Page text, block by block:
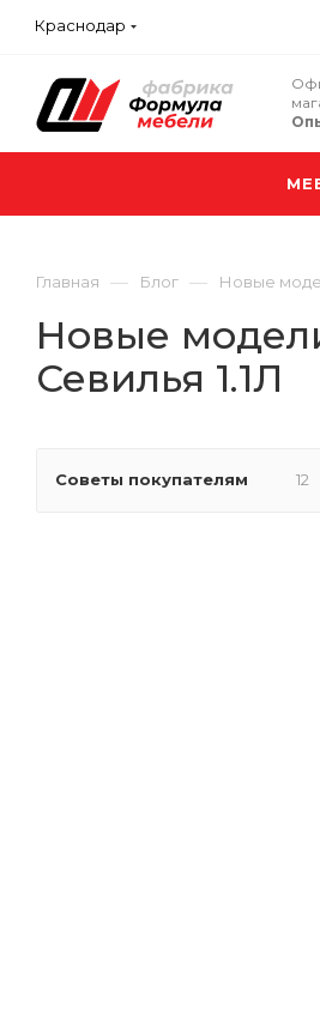
Краснодар
Главная — Блог — Новые
Новые
Севилья 1.1Л
Советы покупателям 12